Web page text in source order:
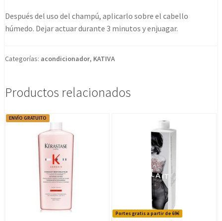
Después del uso del champú, aplicarlo sobre el cabello
húmedo. Dejar actuar durante 3 minutos y enjuagar.
Categorías: acondicionador, KATIVA
Productos relacionados
ENVÍO GRATUITO
Portes gratis a partir de 69€